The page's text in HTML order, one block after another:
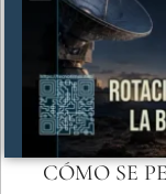
CÓMO SE